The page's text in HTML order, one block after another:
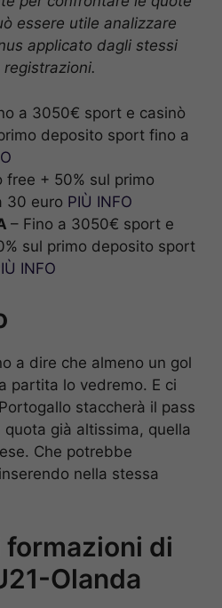
essere utile analizzare
applicato dagli stessi
a 3050€ sport e casinò
deposito sport fino a
free + 50% sul primo
30 euro PIÙ INFO
– Fino a 3050€ sport e
sul primo deposito sport
INFO
a dire che almeno un gol
partita lo vedremo. E ci
staccherà il pass
già altissima, quella
Che potrebbe
nella stessa
di
Olanda